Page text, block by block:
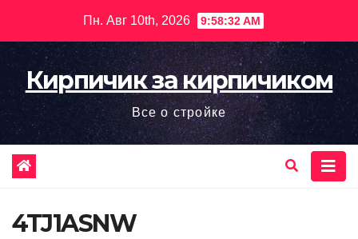
содержимому
Пн. Авг 10th, 2026 9:58:33 AM
Кирпичик за кирпичиком
Все о стройке
4TJ1ASNW